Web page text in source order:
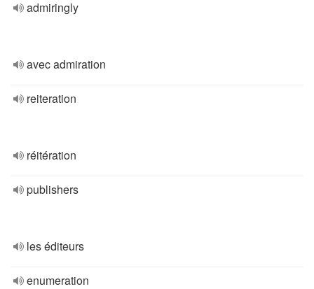
admiringly
avec admiration
reiteration
réitération
publishers
les éditeurs
enumeration